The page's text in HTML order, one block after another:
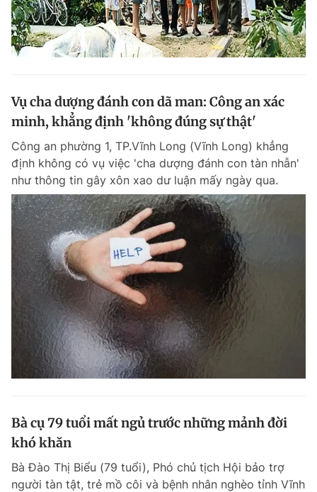
Vụ cha dượng đánh con dã man: Công an xác
minh, khẳng định 'không đúng sự thật'
Công an phường 1, TP.Vĩnh Long (Vĩnh Long) khẳng
định không có vụ việc 'cha dượng đánh con tàn nhẫn'
như thông tin gây xôn xao dư luận mấy ngày qua.
Bà cụ 79 tuổi mất ngủ trước những mảnh đời
khó khăn
Bà Đào Thị Biểu (79 tuổi), Phó chủ tịch Hội bảo trợ
người tàn tật, trẻ mồ côi và bệnh nhân nghèo tỉnh Vĩnh